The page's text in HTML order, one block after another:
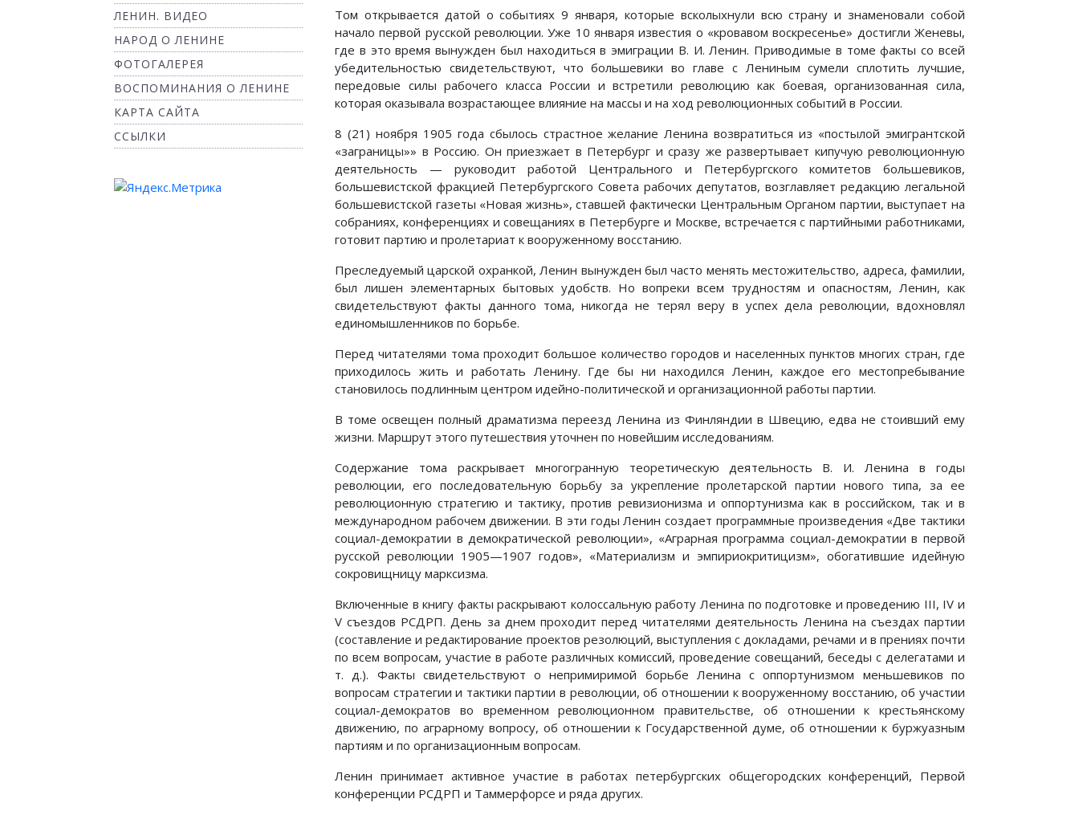
ЛЕНИН. ВИДЕО
НАРОД О ЛЕНИНЕ
ФОТОГАЛЕРЕЯ
ВОСПОМИНАНИЯ О ЛЕНИНЕ
КАРТА САЙТА
ССЫЛКИ
Том открывается датой о событиях 9 января, которые всколыхнули всю страну и знаменовали собой
начало первой русской революции. Уже 10 января известия о «кровавом воскресенье» достигли Женевы,
где в это время вынужден был находиться в эмиграции В. И. Ленин. Приводимые в томе факты со всей
убедительностью свидетельствуют, что большевики во главе с Лениным сумели сплотить лучшие,
передовые силы рабочего класса России и встретили революцию как боевая, организованная сила,
которая оказывала возрастающее влияние на массы и на ход революционных событий в России.
8 (21) ноября 1905 года сбылось страстное желание Ленина возвратиться из «постылой эмигрантской
«заграницы»» в Россию. Он приезжает в Петербург и сразу же развертывает кипучую революционную
деятельность — руководит работой Центрального и Петербургского комитетов большевиков,
большевистской фракцией Петербургского Совета рабочих депутатов, возглавляет редакцию легальной
большевистской газеты «Новая жизнь», ставшей фактически Центральным Органом партии, выступает на
собраниях, конференциях и совещаниях в Петербурге и Москве, встречается с партийными работниками,
готовит партию и пролетариат к вооруженному восстанию.
Преследуемый царской охранкой, Ленин вынужден был часто менять местожительство, адреса, фамилии,
был лишен элементарных бытовых удобств. Но вопреки всем трудностям и опасностям, Ленин, как
свидетельствуют факты данного тома, никогда не терял веру в успех дела революции, вдохновлял
единомышленников по борьбе.
Перед читателями тома проходит большое количество городов и населенных пунктов многих стран, где
приходилось жить и работать Ленину. Где бы ни находился Ленин, каждое его местопребывание
становилось подлинным центром идейно-политической и организационной работы партии.
В томе освещен полный драматизма переезд Ленина из Финляндии в Швецию, едва не стоивший ему
жизни. Маршрут этого путешествия уточнен по новейшим исследованиям.
Содержание тома раскрывает многогранную теоретическую деятельность В. И. Ленина в годы
революции, его последовательную борьбу за укрепление пролетарской партии нового типа, за ее
революционную стратегию и тактику, против ревизионизма и оппортунизма как в российском, так и в
международном рабочем движении. В эти годы Ленин создает программные произведения «Две тактики
социал-демократии в демократической революции», «Аграрная программа социал-демократии в первой
русской революции 1905—1907 годов», «Материализм и эмпириокритицизм», обогатившие идейную
сокровищницу марксизма.
Включенные в книгу факты раскрывают колоссальную работу Ленина по подготовке и проведению III, IV и
V съездов РСДРП. День за днем проходит перед читателями деятельность Ленина на съездах партии
(составление и редактирование проектов резолюций, выступления с докладами, речами и в прениях почти
по всем вопросам, участие в работе различных комиссий, проведение совещаний, беседы с делегатами и
т. д.). Факты свидетельствуют о непримиримой борьбе Ленина с оппортунизмом меньшевиков по
вопросам стратегии и тактики партии в революции, об отношении к вооруженному восстанию, об участии
социал-демократов во временном революционном правительстве, об отношении к крестьянскому
движению, по аграрному вопросу, об отношении к Государственной думе, об отношении к буржуазным
партиям и по организационным вопросам.
Ленин принимает активное участие в работах петербургских общегородских конференций, Первой
конференции РСДРП и Таммерфорсе и ряда других.